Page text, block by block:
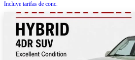
Incluye tarifas de conc.